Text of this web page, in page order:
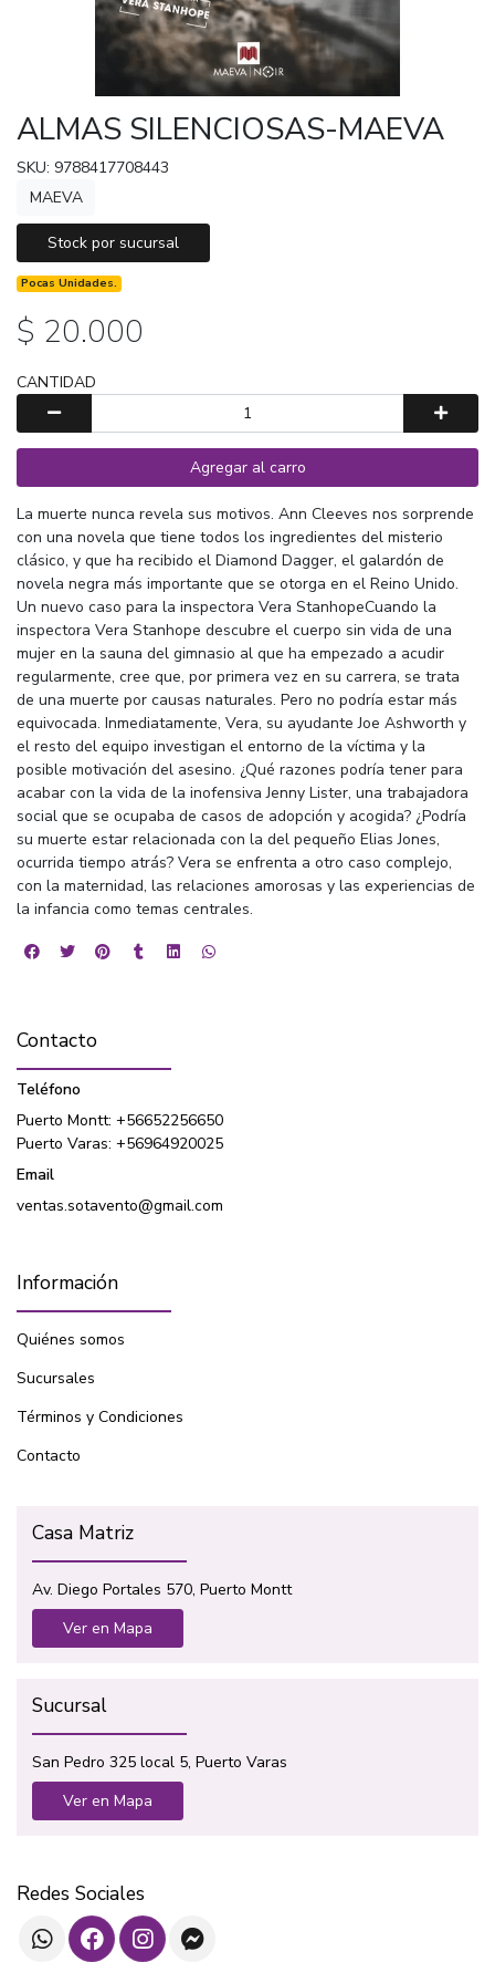
ALMAS SILENCIOSAS-MAEVA
SKU: 9788417708443
MAEVA
Stock por sucursal
Pocas Unidades.
$ 20.000
CANTIDAD
Agregar al carro
La muerte nunca revela sus motivos. Ann Cleeves nos sorprende
con una novela que tiene todos los ingredientes del misterio
clásico, y que ha recibido el Diamond Dagger, el galardón de
novela negra más importante que se otorga en el Reino Unido.
Un nuevo caso para la inspectora Vera StanhopeCuando la
inspectora Vera Stanhope descubre el cuerpo sin vida de una
mujer en la sauna del gimnasio al que ha empezado a acudir
regularmente, cree que, por primera vez en su carrera, se trata
de una muerte por causas naturales. Pero no podría estar más
equivocada. Inmediatamente, Vera, su ayudante Joe Ashworth y
el resto del equipo investigan el entorno de la víctima y la
posible motivación del asesino. ¿Qué razones podría tener para
acabar con la vida de la inofensiva Jenny Lister, una trabajadora
social que se ocupaba de casos de adopción y acogida? ¿Podría
su muerte estar relacionada con la del pequeño Elias Jones,
ocurrida tiempo atrás? Vera se enfrenta a otro caso complejo,
con la maternidad, las relaciones amorosas y las experiencias de
la infancia como temas centrales.
Contacto
Teléfono
Puerto Montt: +56652256650
Puerto Varas: +56964920025
Email
ventas.sotavento@gmail.com
Información
Quiénes somos
Sucursales
Términos y Condiciones
Contacto
Casa Matriz
Av. Diego Portales 570, Puerto Montt
Ver en Mapa
Sucursal
San Pedro 325 local 5, Puerto Varas
Ver en Mapa
Redes Sociales